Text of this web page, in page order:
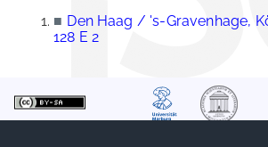
■ Den Haag / 's-Gravenhage,
128 E 2